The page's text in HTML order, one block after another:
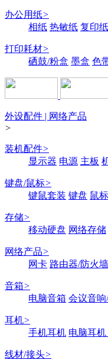
办公用纸>
相纸 热敏纸 复印纸
打印耗材>
硒鼓/粉盒 墨盒 色
外设配件 | 网络产品
>
装机配件>
显示器 电源 主板
键盘/鼠标>
键鼠套装 键盘 鼠标
存储>
移动硬盘 网络存储
网络产品>
网卡 路由器/防火墙
音箱>
电脑音箱 会议音
耳机>
手机耳机 电脑耳机
线材/接头>